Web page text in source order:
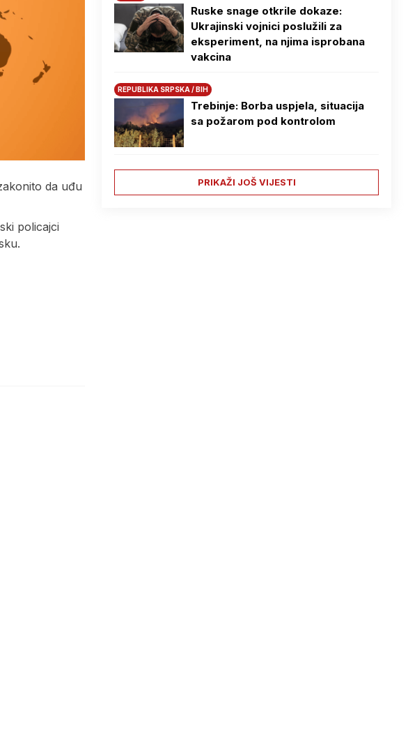
da uđu
policajci
Ruske snage otkrile dokaze:
Ukrajinski vojnici poslužili za
eksperiment, na njima isprobana
vakcina
REPUBLIKA SRPSKA / BIH
Trebinje: Borba uspjela, situacija
sa požarom pod kontrolom
PRIKAŽI JOŠ VIJESTI